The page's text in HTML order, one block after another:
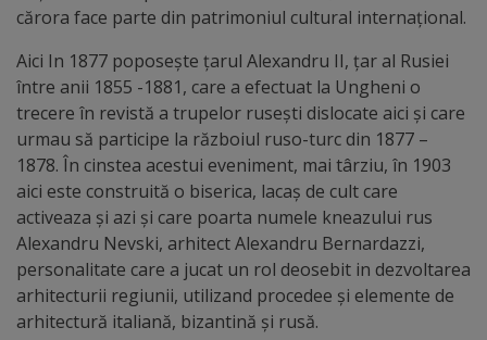
de
onoare
Deținători
ai
titlului
„Merite
pentru
Ungheni”
cărora face parte din patrimoniul cultural internaţional.
Aici In 1877 poposeşte ţarul Alexandru II, ţar al Rusiei
între anii 1855 -1881, care a efectuat la Ungheni o
trecere în revistă a trupelor ruseşti dislocate aici şi care
urmau să participe la războiul ruso-turc din 1877 –
1878. În cinstea acestui eveniment, mai târziu, în 1903
aici este construită o biserica, lacaş de cult care
activeaza şi azi şi care poarta numele kneazului rus
Alexandru Nevski, arhitect Alexandru Bernardazzi,
personalitate care a jucat un rol deosebit in dezvoltarea
arhitecturii regiunii, utilizand procedee şi elemente de
arhitectură italiană, bizantină şi rusă.